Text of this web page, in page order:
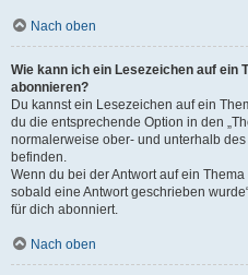
Nach oben
Wie kann ich ein Lesezeichen auf ein
abonnieren?
Du kannst ein Lesezeichen auf ein
du die entsprechende Option in den
normalerweise ober- und unterhalb
befinden.
Wenn du bei der Antwort auf ein
sobald eine Antwort geschrieben
für dich abonniert.
Nach oben